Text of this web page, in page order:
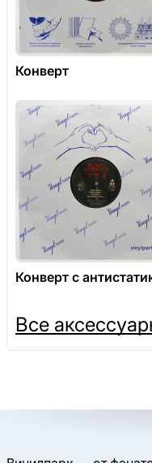
Конверт
Конверт с
Все